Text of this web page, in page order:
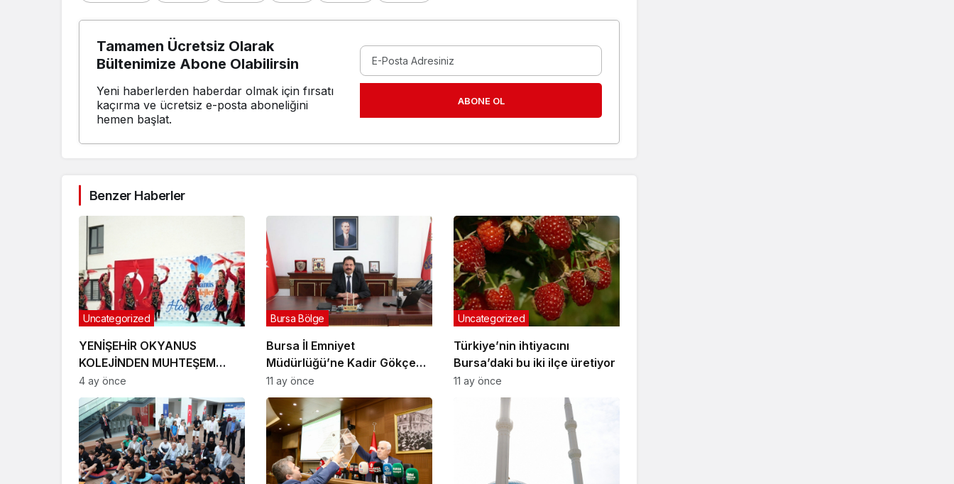
Tamamen Ücretsiz Olarak
Bültenimize Abone Olabilirsin
Yeni haberlerden haberdar olmak için fırsatı
kaçırma ve ücretsiz e-posta aboneliğini
hemen başlat.
ABONE OL
Benzer Haberler
YENİŞEHİR OKYANUS
KOLEJİNDEN MUHTEŞEM
NEVRUZ ETKİNLİKLERİ
Uncategorized
4 ay önce
Bursa İl Emniyet
Müdürlüğü’ne Kadir Gökçe
atandı
Bursa Bölge
11 ay önce
Türkiye’nin ihtiyacını
Bursa’daki bu iki ilçe üretiyor
Uncategorized
11 ay önce